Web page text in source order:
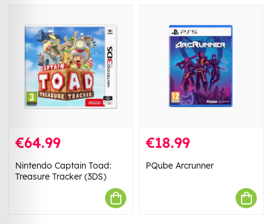
€64.99
Nintendo Captain Toad:
Treasure Tracker (3DS)
€18.99
PQube Arcrunner